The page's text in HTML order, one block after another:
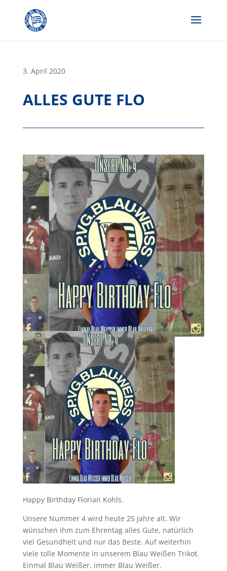
content
3. April 2020
ALLES GUTE FLO
Happy Birthday Florian Kohls.
Unsere Nummer 4 wird heute 25 Jahre alt. Wir
wünschen ihm zum Ehrentag alles Gute, natürlich
viel Gesundheit und nur das Beste. Auf weiterhin
viele tolle Momente in unserem Blau Weißen Trikot.
Einmal Blau Weißer, immer Blau Weißer.